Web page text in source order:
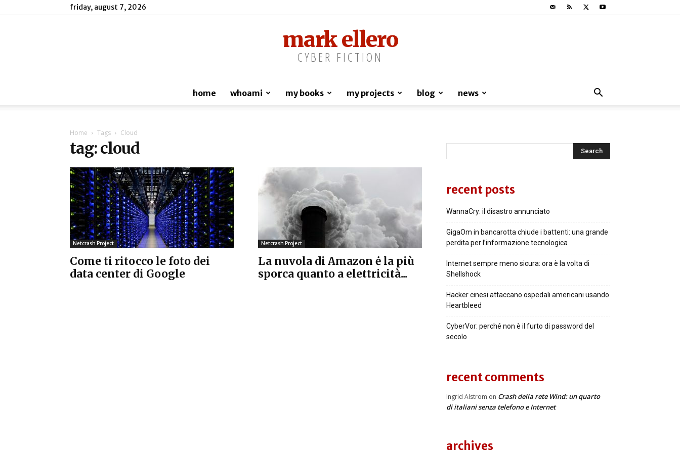
friday, august 7, 2026
mark ellero
CYBER FICTION
home whoami my books my projects blog news
Home Tags Cloud
tag: cloud
Netcrash Project
Come ti ritocco le foto dei
data center di Google
Netcrash Project
La nuvola di Amazon ė la più
sporca quanto a elettricità...
recent posts
WannaCry: il disastro annunciato
GigaOm in bancarotta chiude i battenti: una grande
perdita per l’informazione tecnologica
Internet sempre meno sicura: ora è la volta di
Shellshock
Hacker cinesi attaccano ospedali americani usando
Heartbleed
CyberVor: perché non è il furto di password del
secolo
recent comments
Ingrid Alstrom on Crash della rete Wind: un quarto
di italiani senza telefono e Internet
archives